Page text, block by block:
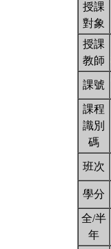
授課
對象
授課
教師
課號
課程
識別
碼
班次
學分
全/半
年